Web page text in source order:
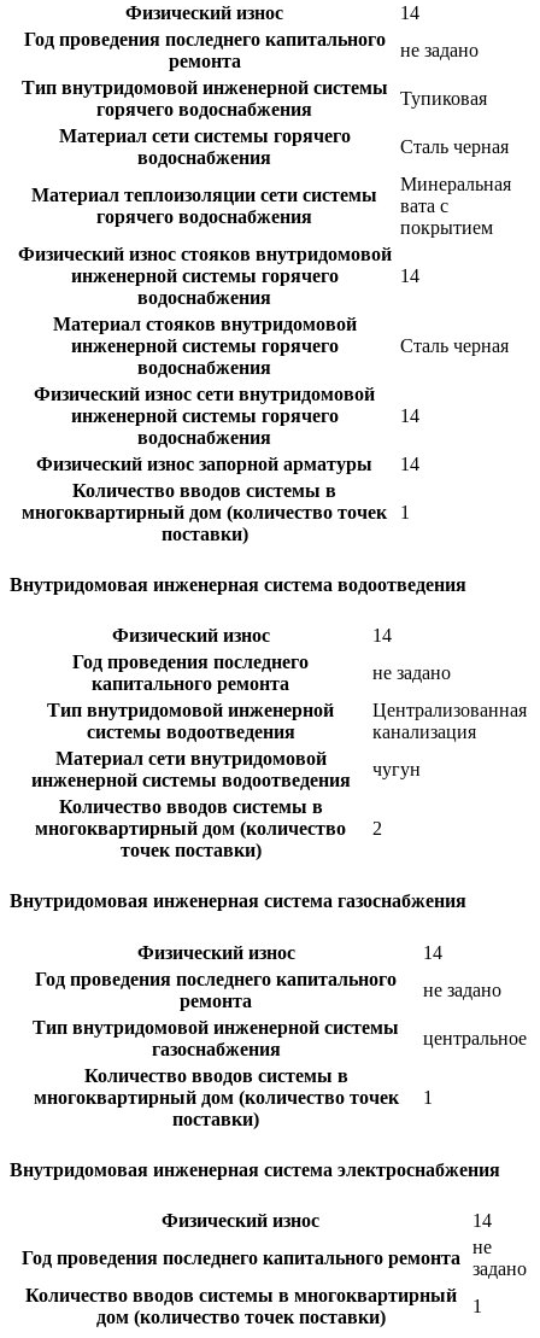
Физический износ
14
Год проведения последнего капитального
ремонта
не задано
Тип внутридомовой инженерной системы
горячего водоснабжения
Тупиковая
Материал сети системы горячего
водоснабжения
Сталь черная
Материал теплоизоляции сети системы
горячего водоснабжения
Минеральная
вата с
покрытием
Физический износ стояков внутридомовой
инженерной системы горячего
водоснабжения
14
Материал стояков внутридомовой
инженерной системы горячего
водоснабжения
Сталь черная
Физический износ сети внутридомовой
инженерной системы горячего
водоснабжения
14
Физический износ запорной арматуры
14
Количество вводов системы в
многоквартирный дом (количество точек
поставки)
1
Внутридомовая инженерная система водоотведения
Физический износ
14
Год проведения последнего
капитального ремонта
не задано
Тип внутридомовой инженерной
системы водоотведения
Централизованная
канализация
Материал сети внутридомовой
инженерной системы водоотведения
чугун
Количество вводов системы в
многоквартирный дом (количество
точек поставки)
2
Внутридомовая инженерная система газоснабжения
Физический износ
14
Год проведения последнего капитального
ремонта
не задано
Тип внутридомовой инженерной системы
газоснабжения
центральное
Количество вводов системы в
многоквартирный дом (количество точек
поставки)
1
Внутридомовая инженерная система электроснабжения
Физический износ
14
Год проведения последнего капитального ремонта
не
задано
Количество вводов системы в многоквартирный
дом (количество точек поставки)
1